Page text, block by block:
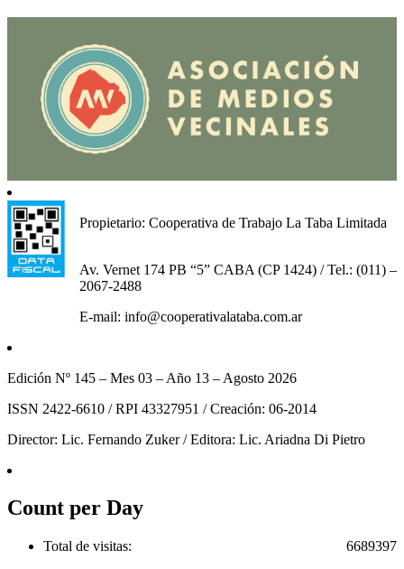
Propietario: Cooperativa de Trabajo La Taba Limitada
Av. Vernet 174 PB “5” CABA (CP 1424) / Tel.: (011) –
2067-2488
E-mail: info@cooperativalataba.com.ar
Edición Nº 145 – Mes 03 – Año 13 – Agosto 2026
ISSN 2422-6610 / RPI 43327951 / Creación: 06-2014
Director: Lic. Fernando Zuker / Editora: Lic. Ariadna Di Pietro
Count per Day
6689397
Total de visitas: